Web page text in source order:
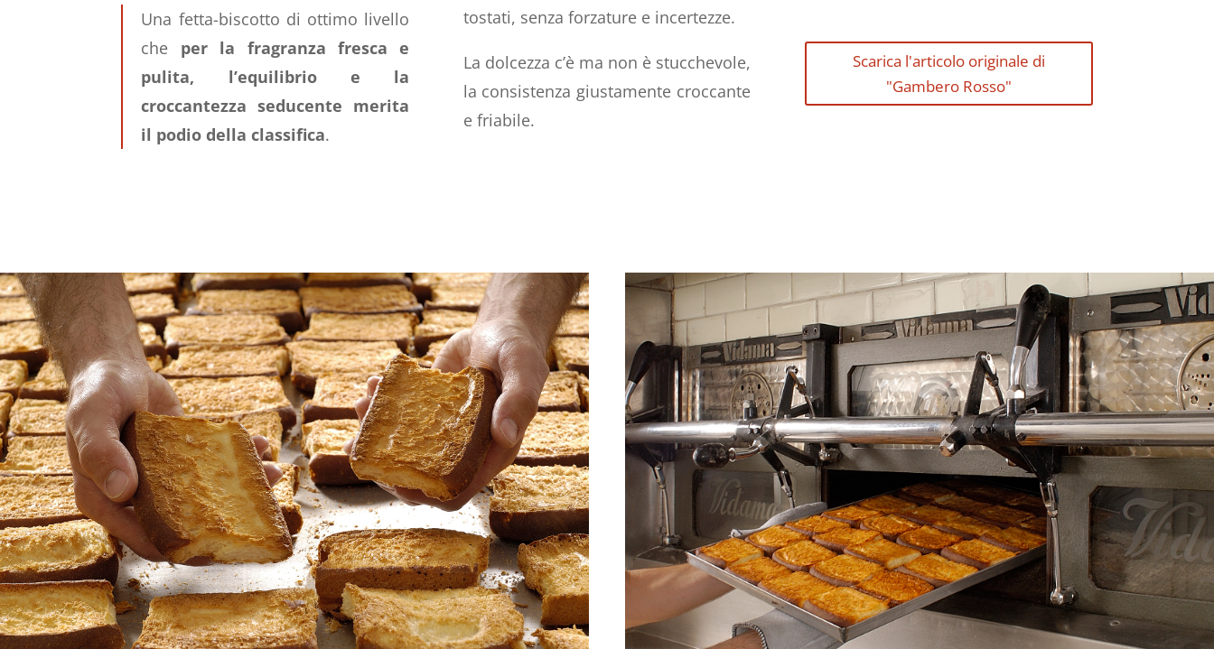
Una fetta-biscotto di ottimo livello
che per la fragranza fresca e
pulita, l’equilibrio e la
croccantezza seducente merita
il podio della classifica.
tostati, senza forzature e incertezze.
La dolcezza c’è ma non è stucchevole,
la consistenza giustamente croccante
e friabile.
Scarica l'articolo originale di
"Gambero Rosso"